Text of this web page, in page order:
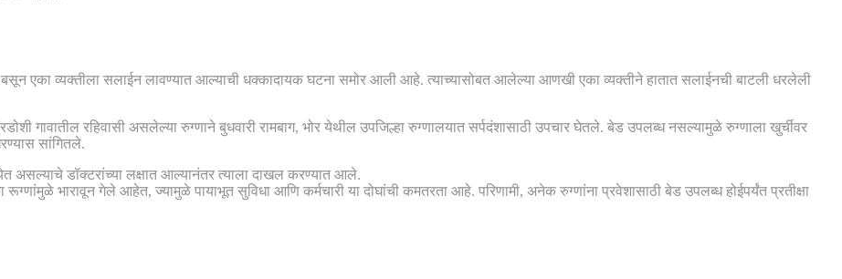
एका व्यक्तीला सलाईन लावण्यात आल्याची धक्कादायक घटना समोर आली आहे. त्याच्यासोबत आलेल्या आणखी एका व्यक्तीने हातात सलाईनची बाटली धरलेली
गावातील रहिवासी असलेल्या रुग्णाने बुधवारी रामबाग, भोर येथील उपजिल्हा रुग्णालयात सर्पदंशासाठी उपचार घेतले. बेड उपलब्ध नसल्यामुळे रुग्णाला खुर्चीवर
सांगितले.
असल्याचे डॉक्टरांच्या लक्षात आल्यानंतर त्याला दाखल करण्यात आले.
भारावून गेले आहेत, ज्यामुळे पायाभूत सुविधा आणि कर्मचारी या दोघांची कमतरता आहे. परिणामी, अनेक रुग्णांना प्रवेशासाठी बेड उपलब्ध होईपर्यंत प्रतीक्षा